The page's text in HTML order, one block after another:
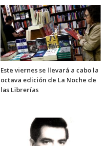
Este viernes se llevará a cabo la
octava edición de La Noche de
las Librerías